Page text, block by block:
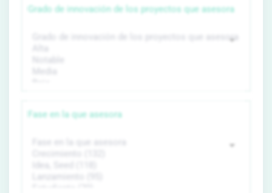
Grado de innovación de los proyectos que asesora
Fase en la que asesora